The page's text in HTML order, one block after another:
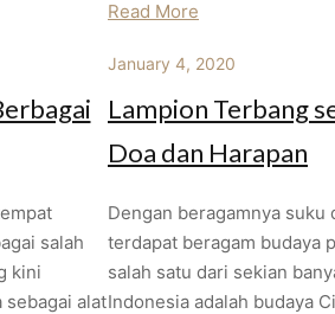
Read More
salah
kini
sebagai alat
January 4, 2020
Lampion Terbang
Doa dan Harapan
Dengan beragamnya
terdapat beragam budaya
salah satu dari sekian
Indonesia adalah budaya